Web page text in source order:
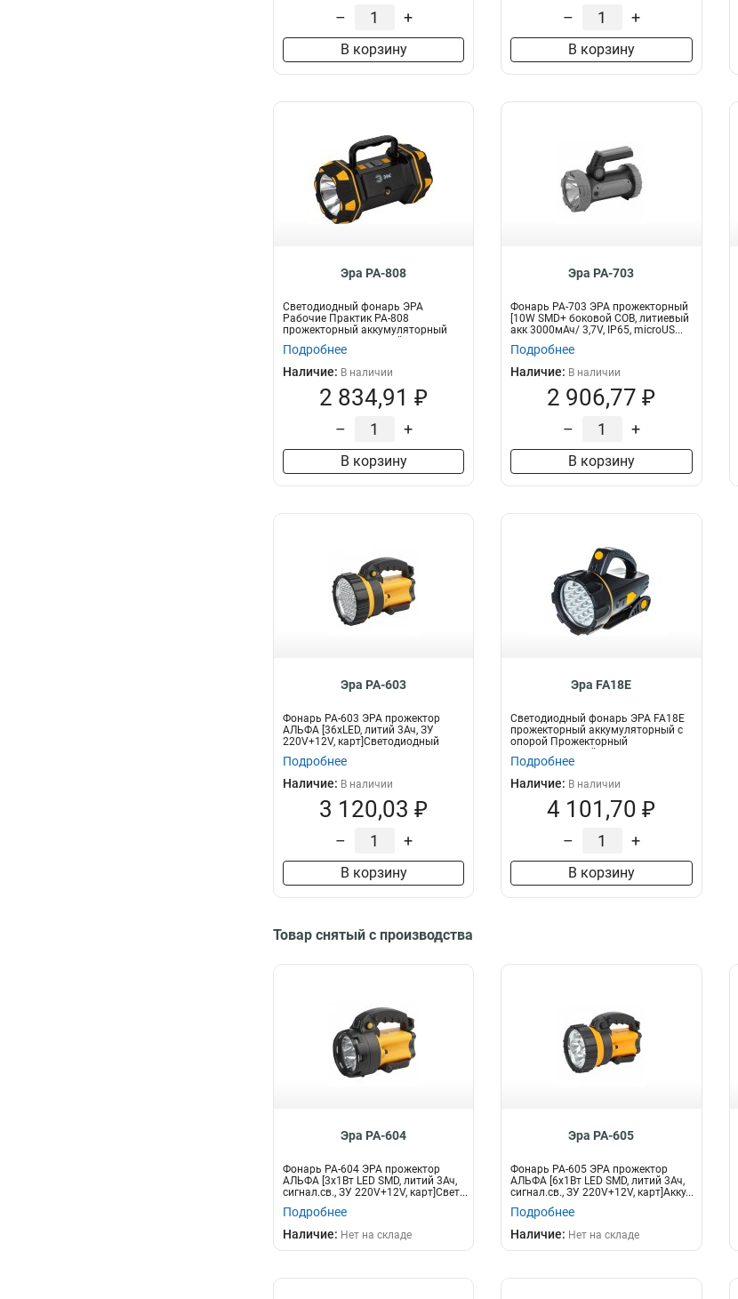
– +
В корзину
– +
В корзину
Эра PA-808
Светодиодный фонарь ЭРА
Рабочие Практик PA-808
прожекторный аккумуляторный
многофункциональный...
Подробнее
Наличие: В наличии
2 834,91 ₽
– +
В корзину
Эра PA-703
Фонарь PA-703 ЭРА прожекторный
[10W SMD+ боковой COB, литиевый
акк 3000мАч/ 3,7V, IP65, microUS...
Подробнее
Наличие: В наличии
2 906,77 ₽
– +
В корзину
Эра PA-603
Фонарь PA-603 ЭРА прожектор
АЛЬФА [36xLED, литий 3Ач, ЗУ
220V+12V, карт]Светодиодный
прожектор...
Подробнее
Наличие: В наличии
3 120,03 ₽
– +
В корзину
Эра FA18E
Светодиодный фонарь ЭРА FA18E
прожекторный аккумуляторный с
опорой Прожекторный
аккумуляторный...
Подробнее
Наличие: В наличии
4 101,70 ₽
– +
В корзину
Товар снятый с производства
Эра PA-604
Фонарь PA-604 ЭРА прожектор
АЛЬФА [3x1Вт LED SMD, литий 3Ач,
сигнал.св., ЗУ 220V+12V, карт]Свет...
Подробнее
Наличие: Нет на складе
Эра PA-605
Фонарь PA-605 ЭРА прожектор
АЛЬФА [6x1Вт LED SMD, литий 3Ач,
сигнал.св., ЗУ 220V+12V, карт]Акку...
Подробнее
Наличие: Нет на складе